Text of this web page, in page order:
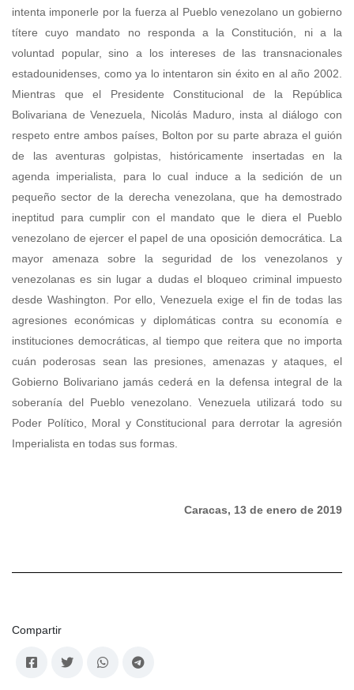
intenta imponerle por la fuerza al Pueblo venezolano un gobierno
títere cuyo mandato no responda a la Constitución, ni a la
voluntad popular, sino a los intereses de las transnacionales
estadounidenses, como ya lo intentaron sin éxito en al año 2002.
Mientras que el Presidente Constitucional de la República
Bolivariana de Venezuela, Nicolás Maduro, insta al diálogo con
respeto entre ambos países, Bolton por su parte abraza el guión
de las aventuras golpistas, históricamente insertadas en la
agenda imperialista, para lo cual induce a la sedición de un
pequeño sector de la derecha venezolana, que ha demostrado
ineptitud para cumplir con el mandato que le diera el Pueblo
venezolano de ejercer el papel de una oposición democrática. La
mayor amenaza sobre la seguridad de los venezolanos y
venezolanas es sin lugar a dudas el bloqueo criminal impuesto
desde Washington. Por ello, Venezuela exige el fin de todas las
agresiones económicas y diplomáticas contra su economía e
instituciones democráticas, al tiempo que reitera que no importa
cuán poderosas sean las presiones, amenazas y ataques, el
Gobierno Bolivariano jamás cederá en la defensa integral de la
soberanía del Pueblo venezolano. Venezuela utilizará todo su
Poder Político, Moral y Constitucional para derrotar la agresión
Imperialista en todas sus formas.
Caracas, 13 de enero de 2019
Compartir